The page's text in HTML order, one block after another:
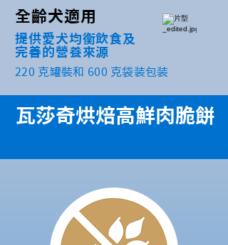
全齡犬適用
提供愛犬均衡飲食及
完善的營養來源
220 克罐裝和 600 克袋装包装
瓦莎奇烘焙高鮮肉脆餅